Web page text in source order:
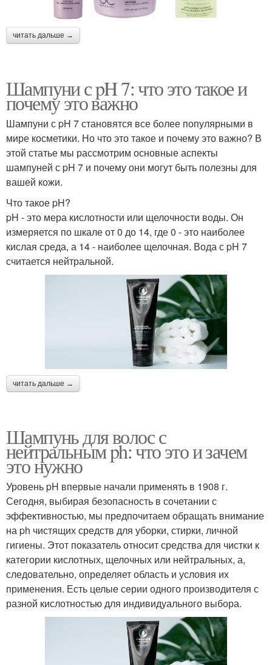
читать дальше →
Шампуни с pH 7: что это такое и
почему это важно
Шампуни с pH 7 становятся все более популярными в
мире косметики. Но что это такое и почему это важно? В
этой статье мы рассмотрим основные аспекты
шампуней с pH 7 и почему они могут быть полезны для
вашей кожи.
Что такое pH?
pH - это мера кислотности или щелочности воды. Он
измеряется по шкале от 0 до 14, где 0 - это наиболее
кислая среда, а 14 - наиболее щелочная. Вода с pH 7
считается нейтральной.
читать дальше →
Шампунь для волос с
нейтральным ph: что это и зачем
это нужно
Уровень pH впервые начали применять в 1908 г.
Сегодня, выбирая безопасность в сочетании с
эффективностью, мы предпочитаем обращать внимание
на ph чистящих средств для уборки, стирки, личной
гигиены. Этот показатель относит средства для чистки к
категории кислотных, щелочных или нейтральных, а,
следовательно, определяет область и условия их
применения. Есть целые серии одного производителя с
разной кислотностью для индивидуального выбора.